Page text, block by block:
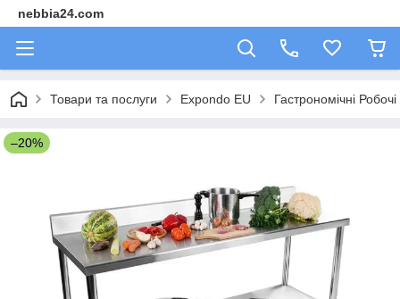
nebbia24.com
Товари та послуги Expondo EU Гастрономічні
–20%